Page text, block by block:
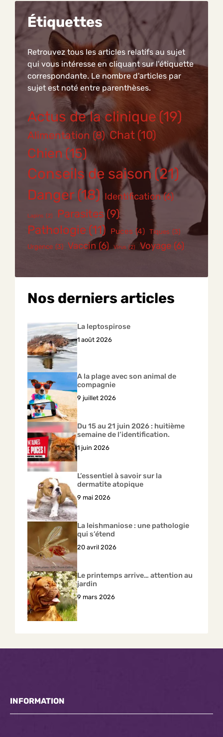
Étiquettes
Retrouvez tous les articles relatifs au sujet
qui vous intéresse en cliquant sur l'étiquette
correspondante. Le nombre d'articles par
sujet est noté entre parenthèses.
Actus de la clinique (19)
Alimentation (8) Chat (10)
Chien (15)
Conseils de saison (21)
Danger(18) Identification (6)
Lapins (2) Parasites (9)
Pathologie (11) Puces (4) Tiques (3)
Urgence (3) Vaccin (6) Virus (2) Voyage (6)
Nos derniers articles
La leptospirose
1 août 2026
A la plage avec son animal de
compagnie
9 juillet 2026
Du 15 au 21 juin 2026 : huitième
semaine de l’identification.
1 juin 2026
L’essentiel à savoir sur la
dermatite atopique
9 mai 2026
La leishmaniose : une pathologie
qui s’étend
20 avril 2026
Le printemps arrive… attention au
jardin
9 mars 2026
INFORMATION